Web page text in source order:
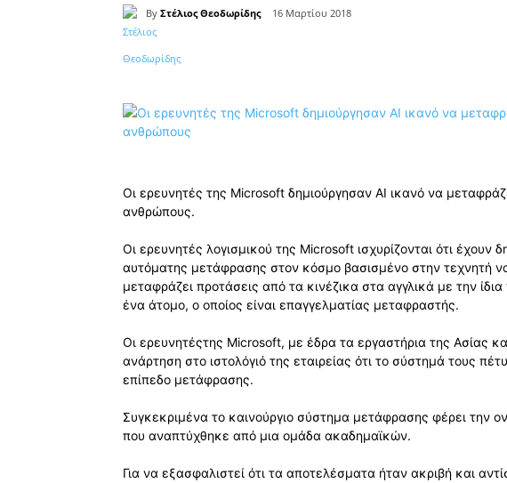
By Στέλιος Θεοδωρίδης 16 Μαρτίου 2018
Κοινοποίηση
Οι ερευνητές της Microsoft δημιούργησαν AI ικανό να
ανθρώπους.
Οι ερευνητές λογισμικού της Microsoft ισχυρίζονται ότι έχουν
αυτόματης μετάφρασης στον κόσμο βασισμένο στην τεχνητή
μεταφράζει προτάσεις από τα κινέζικα στα αγγλικά με την
ένα άτομο, ο οποίος είναι επαγγελματίας μεταφραστής.
Οι ερευνητέςτης Microsoft, με έδρα τα εργαστήρια της Ασίας
ανάρτηση στο ιστολόγιό της εταιρείας ότι το σύστημά τους
επίπεδο μετάφρασης.
Συγκεκριμένα το καινούργιο σύστημα μετάφρασης φέρει την
που αναπτύχθηκε από μια ομάδα ακαδημαϊκών.
Για να εξασφαλιστεί ότι τα αποτελέσματα ήταν ακριβή και